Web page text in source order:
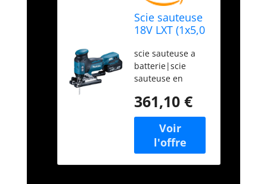
Scie sauteuse
18V LXT (1x5,0
MAKPAC -
MAKITA
DJV181RT1J
scie sauteuse a
batterie|scie
sauteuse en
sauteuse
makita|scie
sauteuse
18V|DJV181|Scie
sauteuse poignée
champignon|Scie
361,10 €